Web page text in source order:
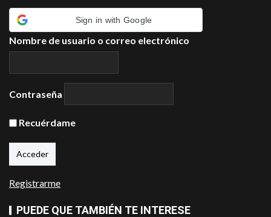
Sign in with Google
Nombre de usuario o correo electrónico
Contraseña
Recuérdame
Registrarme
PUEDE QUE TAMBIÉN TE INTERESE